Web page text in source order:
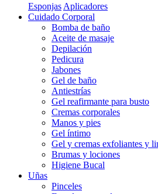
Esponjas Aplicadores
Cuidado Corporal
Bomba de baño
Aceite de masaje
Depilación
Pedicura
Jabones
Gel de baño
Antiestrías
Gel reafirmante para busto
Cremas corporales
Manos y pies
Gel íntimo
Gel y cremas exfoliantes y
Brumas y lociones
Higiene Bucal
Uñas
Pinceles